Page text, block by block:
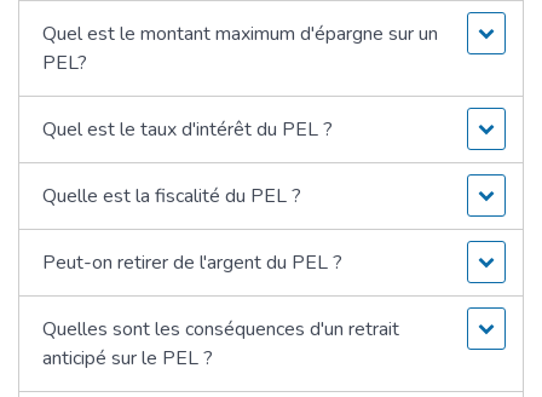
Quel est le montant maximum d'épargne sur un
PEL?
Quel est le taux d'intérêt du PEL ?
Quelle est la fiscalité du PEL ?
Peut-on retirer de l'argent du PEL ?
Quelles sont les conséquences d'un retrait
anticipé sur le PEL ?